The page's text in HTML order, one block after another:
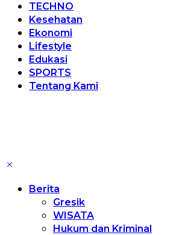
TECHNO
Kesehatan
Ekonomi
Lifestyle
Edukasi
SPORTS
Tentang Kami
Berita
Gresik
WISATA
Hukum dan Kriminal